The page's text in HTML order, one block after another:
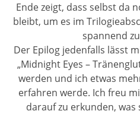
Ende zeigt, dass selbst da
bleibt, um es im
spannend
Der Epilog jedenfalls lässt
„Midnight Eyes –
werden und ich etwas
erfahren werde. Ich freu
darauf zu erkunden, was